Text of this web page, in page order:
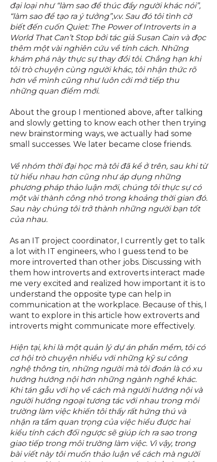
đại loại như “làm sao để thúc đẩy người khác nói”,
“làm sao để tạo ra ý tưởng”,v.v. Sau đó tôi tình cờ
biết đến cuốn Quiet: The Power of Introverts in a
World That Can’t Stop bởi tác giả Susan Cain và đọc
thêm một vài nghiên cứu về tính cách. Những
khám phá này thực sự thay đổi tôi. Chẳng hạn khi
tôi trò chuyện cùng người khác, tôi nhận thức rõ
hơn về mình cũng như luôn cởi mở tiếp thu
những quan điểm mới.
About the group I mentioned above, after talking
and slowly getting to know each other then trying
new brainstorming ways, we actually had some
small successes. We later became close friends.
Về nhóm thời đại học mà tôi đã kể ở trên, sau khi từ
từ hiểu nhau hơn cũng như áp dụng những
phương pháp thảo luận mới, chúng tôi thực sự có
một vài thành công nhỏ trong khoảng thời gian đó.
Sau này chúng tôi trở thành những người bạn tốt
của nhau.
As an IT project coordinator, I currently get to talk
a lot with IT engineers, who I guess tend to be
more introverted than other jobs. Discussing with
them how introverts and extroverts interact made
me very excited and realized how important it is to
understand the opposite type can help in
communication at the workplace. Because of this, I
want to explore in this article how extroverts and
introverts might communicate more effectively.
Hiện tại, khi là một quản lý dự án phần mềm, tôi có
cơ hội trò chuyện nhiều với những kỹ sư công
nghệ thông tin, những người mà tôi đoán là có xu
hướng hướng nội hơn những ngành nghề khác.
Khi tán gẫu với họ về cách mà người hướng nội và
người hướng ngoại tương tác với nhau trong môi
trường làm việc khiến tôi thấy rất hứng thú và
nhận ra tầm quan trọng của việc hiểu được hai
kiểu tính cách đối ngược sẽ giúp ích ra sao trong
giao tiếp trong môi trường làm việc. Vì vậy, trong
bài viết này tôi muốn thảo luận về cách mà người